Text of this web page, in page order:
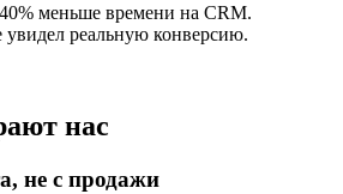
меньше времени на CRM.
увидел реальную конверсию.
нас
не с продажи